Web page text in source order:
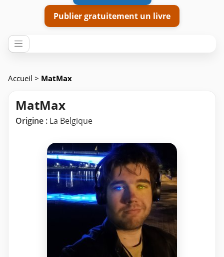
Publier gratuitement un livre
Accueil > MatMax
MatMax
Origine : La Belgique